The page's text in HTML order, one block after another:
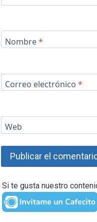
Nombre*
Correo electrónico *
Web
Si te gusta nuestro